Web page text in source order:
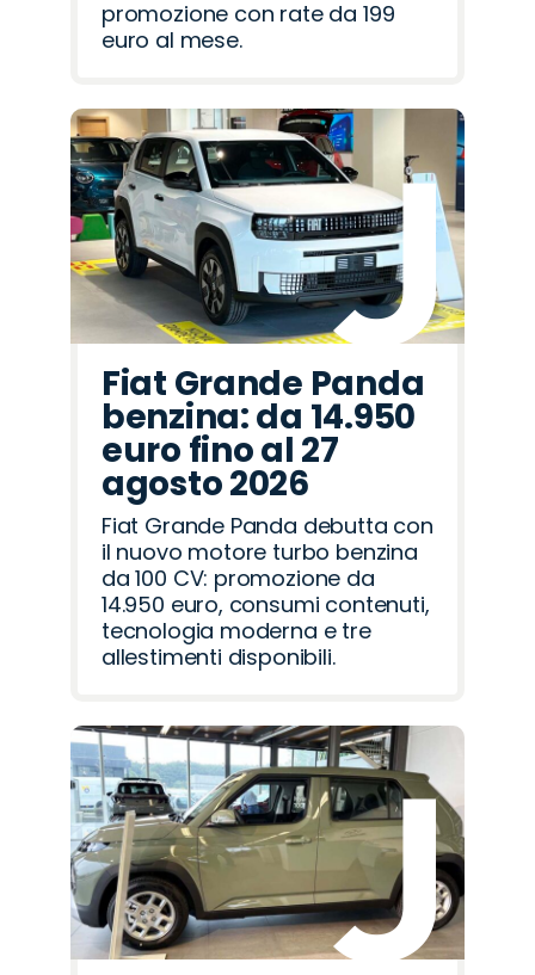
promozione con rate da 199
euro al mese.
Fiat Grande Panda
benzina: da 14.950
euro fino al 27
agosto 2026
Fiat Grande Panda debutta con
il nuovo motore turbo benzina
da 100 CV: promozione da
14.950 euro, consumi contenuti,
tecnologia moderna e tre
allestimenti disponibili.